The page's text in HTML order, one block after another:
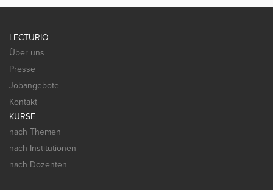
LECTURIO
Über uns
Presse
Jobangebote
Kontakt
KURSE
nach Themen
nach Institutionen
nach Dozenten